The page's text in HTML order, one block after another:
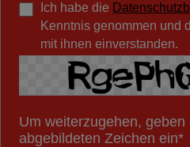
Ich habe die
Kenntnis genommen und
mit ihnen einverstanden.
Um weiterzugehen, geben
abgebildeten Zeichen ein*